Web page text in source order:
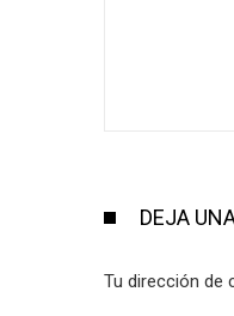
DEJA
Tu dirección de